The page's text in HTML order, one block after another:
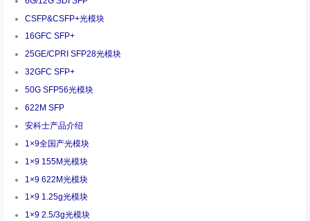
CSFP&CSFP+光模块
16GFC SFP+
25GE/CPRI SFP28光模块
32GFC SFP+
50G SFP56光模块
622M SFP
安科士产品介绍
1×9全国产光模块
1×9 155M光模块
1×9 622M光模块
1×9 1.25g光模块
1×9 2.5/3g光模块